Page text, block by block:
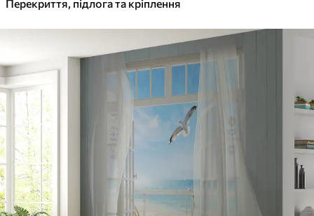
Перекриття, підлога та кріплення